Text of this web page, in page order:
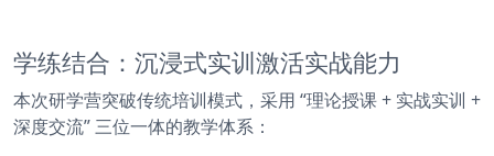
学练结合：沉浸式实训激活实战能力
本次研学营突破传统培训模式，采用 “理论授课 + 实战实训 +
深度交流” 三位一体的教学体系：